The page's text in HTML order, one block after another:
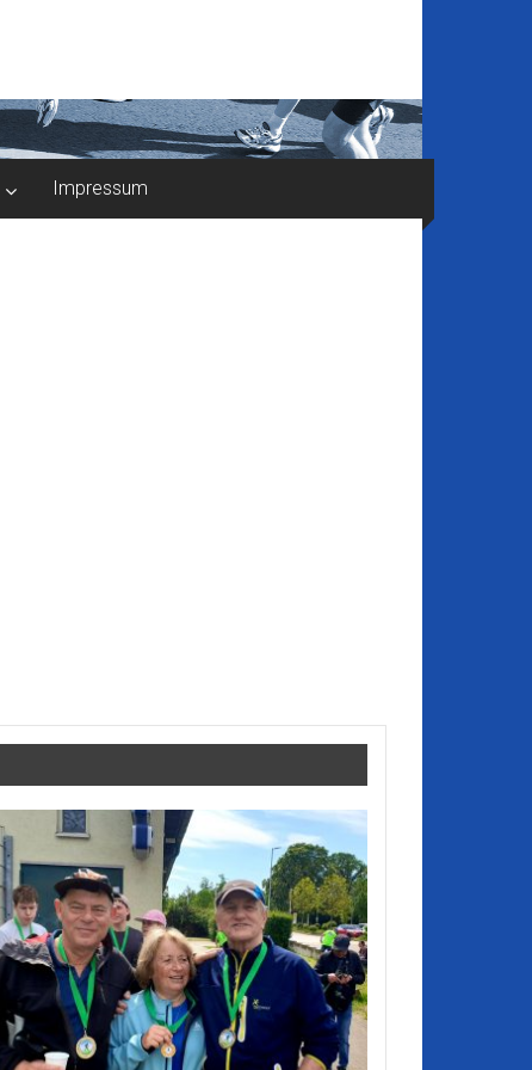
Impressum